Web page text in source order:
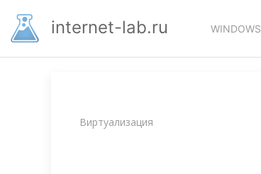
основномуinternet-lab.ru WINDOWS
Строка
Виртуализация